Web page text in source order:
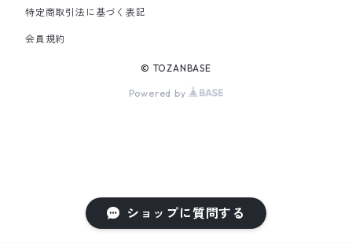
ショップに質問する
その他
特定商取引法に基づく表記
会員規約
© TOZANBASE
Powered by